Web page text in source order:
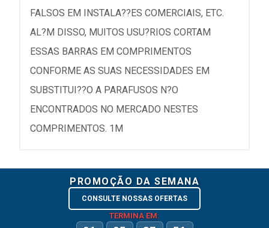
FALSOS EM INSTALA??ES COMERCIAIS, ETC.
AL?M DISSO, MUITOS USU?RIOS CORTAM
ESSAS BARRAS EM COMPRIMENTOS
CONFORME AS SUAS NECESSIDADES EM
SUBSTITUI??O A PARAFUSOS N?O
ENCONTRADOS NO MERCADO NESTES
COMPRIMENTOS. 1M
PROMOÇÃO DA SEMANA
CONSULTE NOSSAS OFERTAS
TERMINA EM: